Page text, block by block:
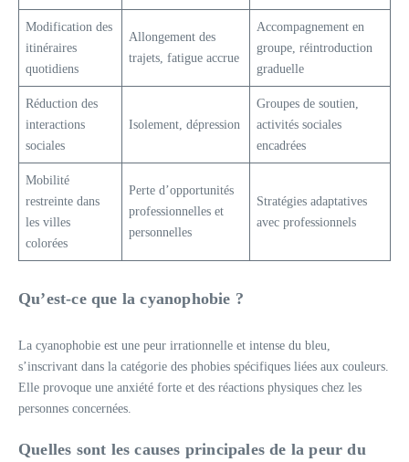
Modification des
itinéraires
quotidiens
Allongement des
trajets, fatigue accrue
Accompagnement en
groupe, réintroduction
graduelle
Réduction des
interactions
sociales
Isolement, dépression
Groupes de soutien,
activités sociales
encadrées
Mobilité
restreinte dans
les villes
colorées
Perte d’opportunités
professionnelles et
personnelles
Stratégies adaptatives
avec professionnels
Qu’est-ce que la cyanophobie ?
La cyanophobie est une peur irrationnelle et intense du bleu,
s’inscrivant dans la catégorie des phobies spécifiques liées aux couleurs.
Elle provoque une anxiété forte et des réactions physiques chez les
personnes concernées.
Quelles sont les causes principales de la peur du